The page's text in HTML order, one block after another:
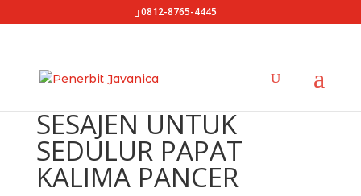
0812-8765-4445
SESAJEN UNTUK
SEDULUR PAPAT
KALIMA PANCER